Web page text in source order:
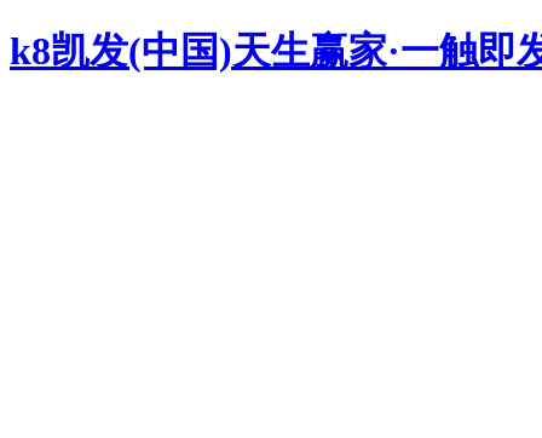
k8凯发(中国)天生赢家·一触即